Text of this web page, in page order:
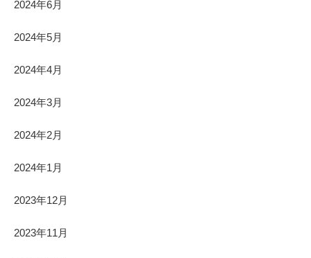
2024年6月
2024年5月
2024年4月
2024年3月
2024年2月
2024年1月
2023年12月
2023年11月